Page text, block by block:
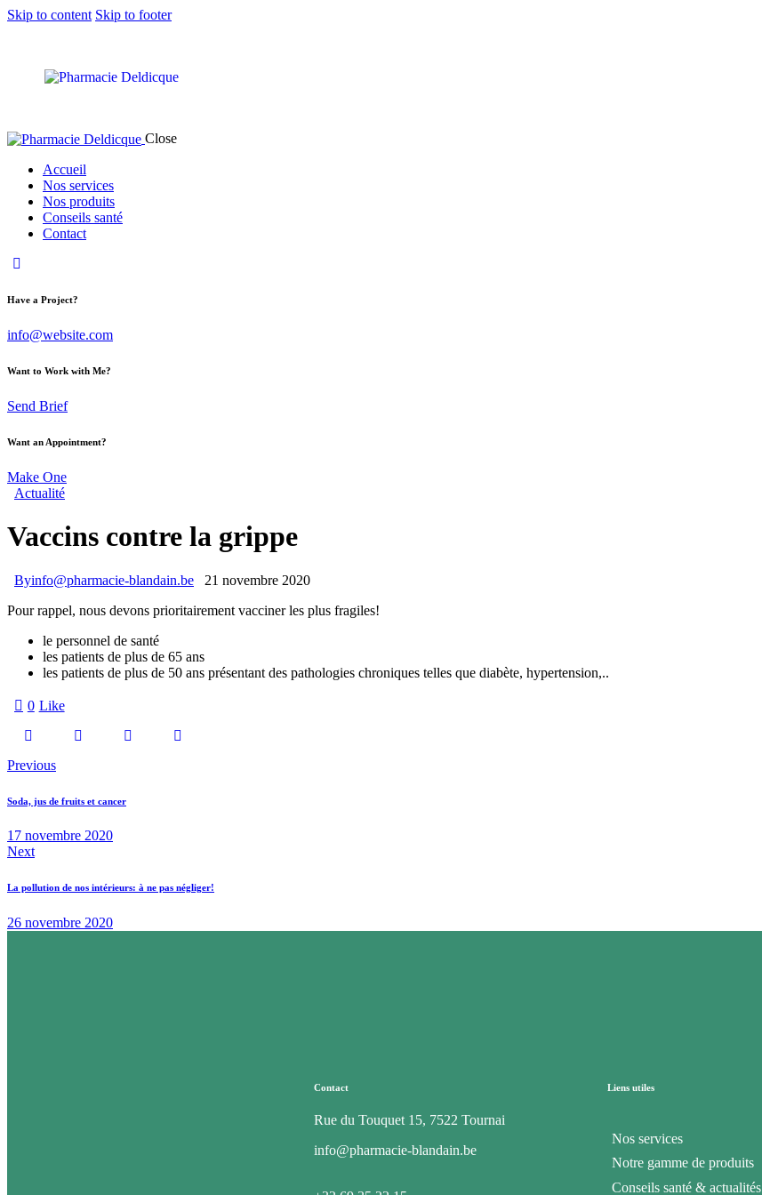
Skip to content Skip to footer
Close
Accueil
Nos services
Nos produits
Conseils santé
Contact
Have a Project?
info@website.com
Want to Work with Me?
Send Brief
Want an Appointment?
Make One
Actualité
Vaccins contre la grippe
Byinfo@pharmacie-blandain.be
21 novembre 2020
Pour rappel, nous devons prioritairement vacciner les plus fragiles!
le personnel de santé
les patients de plus de 65 ans
les patients de plus de 50 ans présentant des pathologies chroniques telles que diabète, hypertension,..
0 Like
Previous
Soda, jus de fruits et cancer
17 novembre 2020
Next
La pollution de nos intérieurs: à ne pas négliger!
26 novembre 2020
Contact
Rue du Touquet 15, 7522 Tournai
info@pharmacie-blandain.be
Liens utiles
Nos services
Notre gamme de produits
Conseils santé & actualités